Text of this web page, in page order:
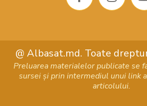
a
c
n
s
o
u
@ Albasat.md. Toate
Preluarea materialelor publicate se
sursei și prin intermediul unui link
articolului.